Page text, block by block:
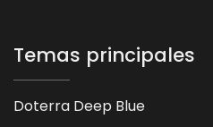
Temas principales
Doterra Deep Blue